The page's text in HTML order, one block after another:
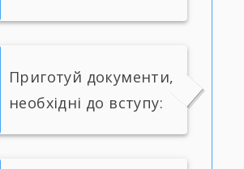
Приготуй документи,
необхідні до вступу: